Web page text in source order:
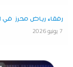
رفقاء رياض محرز في
7 يونيو 2026